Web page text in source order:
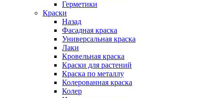
Герметики
Краски
Назад
Фасадная краска
Универсальная краска
Лаки
Кровельная краска
Краски для растений
Краска по металлу
Колерованная краска
Колер